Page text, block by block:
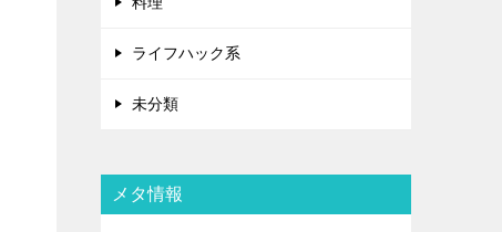
ライフハック系
未分類
メタ情報